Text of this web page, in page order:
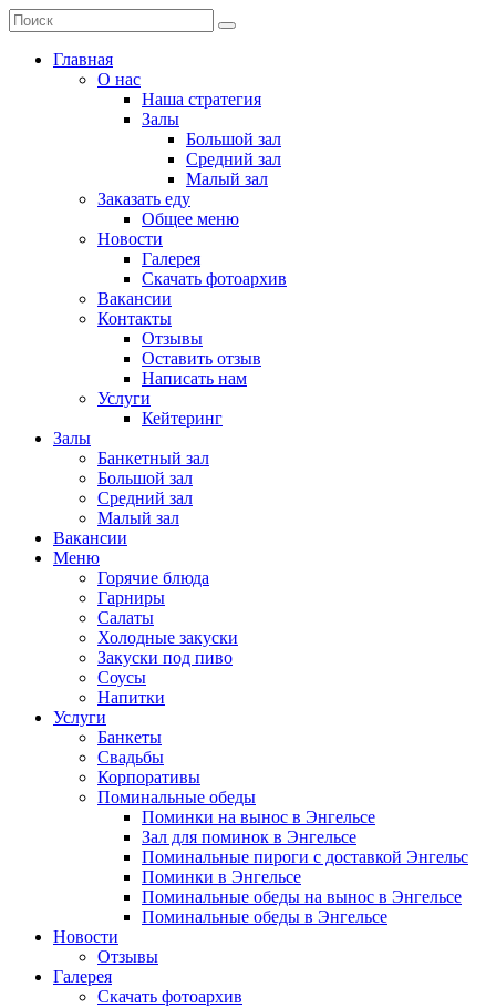
Главная
О нас
Наша стратегия
Залы
Большой зал
Средний зал
Малый зал
Заказать еду
Общее меню
Новости
Галерея
Скачать фотоархив
Вакансии
Контакты
Отзывы
Оставить отзыв
Написать нам
Услуги
Кейтеринг
Залы
Банкетный зал
Большой зал
Средний зал
Малый зал
Вакансии
Меню
Горячие блюда
Гарниры
Салаты
Холодные закуски
Закуски под пиво
Соусы
Напитки
Услуги
Банкеты
Свадьбы
Корпоративы
Поминальные обеды
Поминки на вынос в Энгельсе
Зал для поминок в Энгельсе
Поминальные пироги с доставкой Энгельс
Поминки в Энгельсе
Поминальные обеды на вынос в Энгельсе
Поминальные обеды в Энгельсе
Новости
Отзывы
Галерея
Скачать фотоархив